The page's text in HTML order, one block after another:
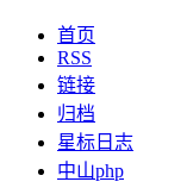
首页
RSS
链接
归档
星标日志
中山php